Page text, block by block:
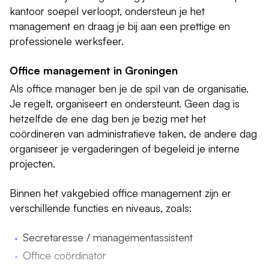
kantoor soepel verloopt, ondersteun je het
management en draag je bij aan een prettige en
professionele werksfeer.
Office management in Groningen
Als office manager ben je de spil van de organisatie.
Je regelt, organiseert en ondersteunt. Geen dag is
hetzelfde de ene dag ben je bezig met het
coördineren van administratieve taken, de andere dag
organiseer je vergaderingen of begeleid je interne
projecten.
Binnen het vakgebied office management zijn er
verschillende functies en niveaus, zoals:
Secretaresse / managementassistent
Office coördinator